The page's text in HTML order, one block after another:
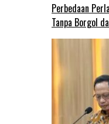
Perbedaan
Tanpa Borgol